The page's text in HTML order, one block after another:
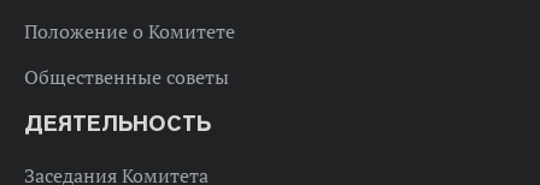
Положение о Комитете
Общественные советы
ДЕЯТЕЛЬНОСТЬ
Заседания Комитета